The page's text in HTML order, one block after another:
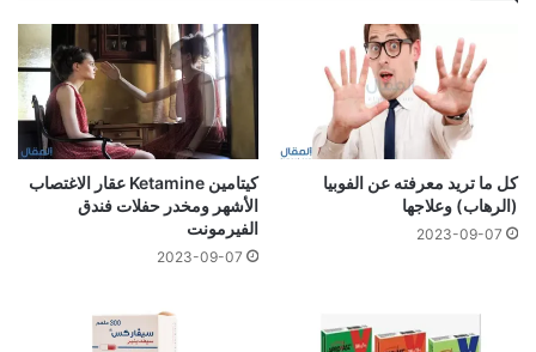
كل ما تريد معرفته عن الفوبيا
(الرهاب) وعلاجها
2023-09-07
كيتامين Ketamine عقار الاغتصاب
الأشهر ومخدر حفلات فندق
الفيرمونت
2023-09-07